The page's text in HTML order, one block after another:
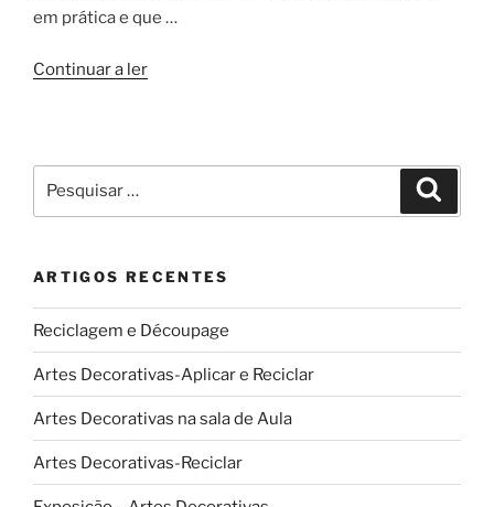
em prática e que …
Continuar a ler“Ideias
por:
ARTIGOS RECENTES
Reciclagem e Découpage
Artes Decorativas-Aplicar e Reciclar
Artes Decorativas na sala de Aula
Artes Decorativas-Reciclar